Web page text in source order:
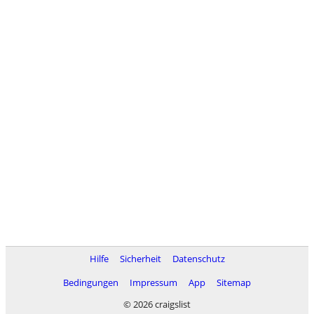
Hilfe Sicherheit
Datenschutz
Bedingungen
Impressum App
Sitemap
© 2026 craigslist